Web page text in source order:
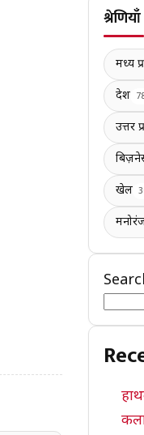
श्रेणियाँ
मध्य
देश
उत्तर
खेल